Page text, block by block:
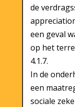
de
een geval
op het
4.1.7.
In de
een
sociale